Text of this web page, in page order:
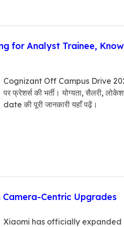
for Analyst Trainee,
Cognizant Off Campus Drive
पर फ्रेशर्स की भर्ती। योग्यता, सैलरी,
date की पूरी जानकारी यहाँ पढ़ें।
Camera-Centric Upgrades
Xiaomi has officially expanded